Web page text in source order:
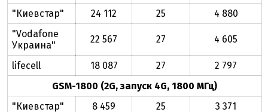
"Киевстар"
24 112 25
4 880
"Vodafone
Украина"
22 567 27 4 605
lifecell 18 087 27
2 797
GSM-1800 (2G, запуск 4G, 1800 МГц)
"Киевстар"
8 459 25
3 371